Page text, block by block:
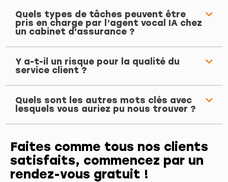
Quels types de tâches peuvent être
pris en charge par l’agent vocal IA chez
un cabinet d'assurance ?
Y a-t-il un risque pour la qualité du
service client ?
Quels sont les autres mots clés avec
lesquels vous auriez pu nous trouver ?
Faites comme tous nos clients
satisfaits, commencez par un
rendez-vous gratuit !